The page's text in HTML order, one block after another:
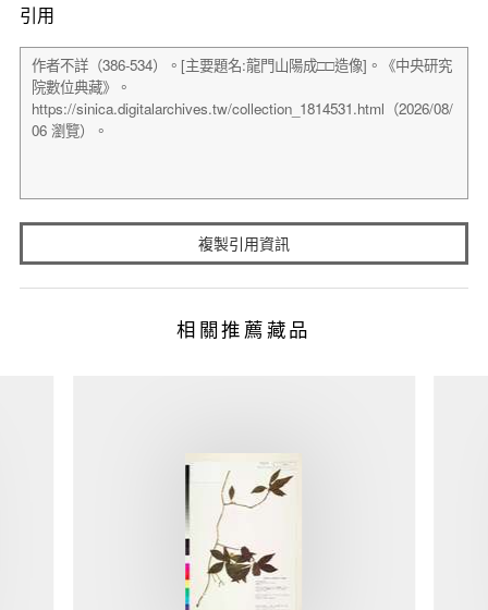
引用
複製引用資訊
相關推薦藏品